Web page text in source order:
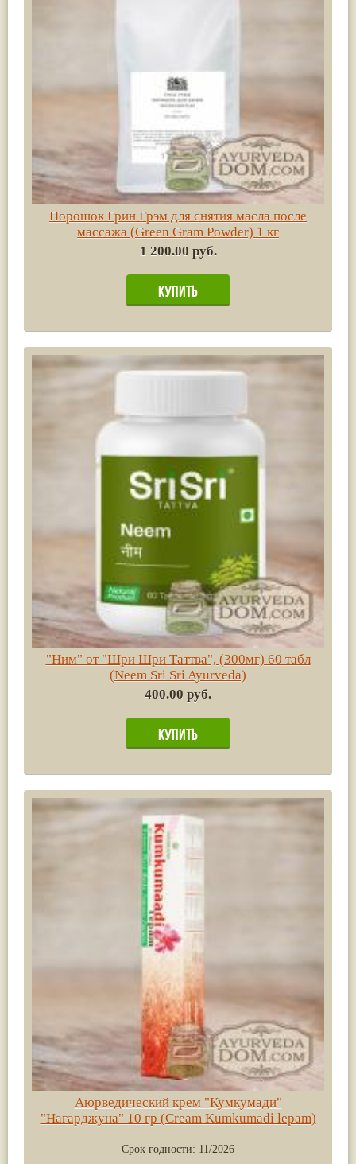
Порошок Грин Грэм для снятия масла после
массажа (Green Gram Powder) 1 кг
1 200.00 руб.
"Ним" от "Шри Шри Таттва", (300мг) 60 табл
(Neem Sri Sri Ayurveda)
400.00 руб.
Аюрведический крем "Кумкумади"
"Нагарджуна" 10 гр (Cream Kumkumadi lepam)
Срок годности: 11/2026